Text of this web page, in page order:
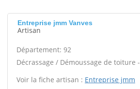
Entreprise jmm Vanves
Artisan
Département: 92
Décrassage / Démoussage de toiture -
Voir la fiche artisan : Entreprise jmm